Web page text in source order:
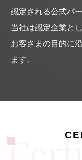
認定される公式パ
当社は認定企業と
お客さまの目的に
ます。